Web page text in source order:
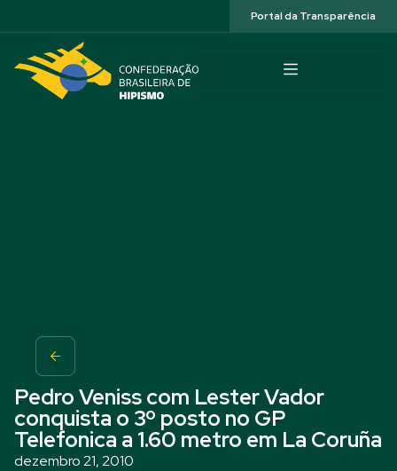
Portal da Transparência
Pedro Veniss com Lester Vador
conquista o 3º posto no GP
Telefonica a 1.60 metro em La Coruña
dezembro 21, 2010